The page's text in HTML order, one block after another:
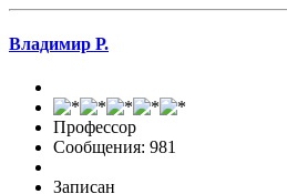
Владимир Р.
Профессор
Сообщения: 981
Записан